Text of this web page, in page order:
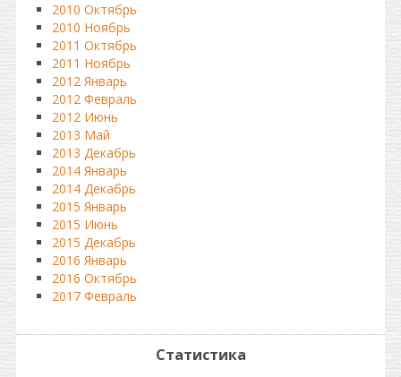
2010 Октябрь
2010 Ноябрь
2011 Октябрь
2011 Ноябрь
2012 Январь
2012 Февраль
2012 Июнь
2013 Май
2013 Декабрь
2014 Январь
2014 Декабрь
2015 Январь
2015 Июнь
2015 Декабрь
2016 Январь
2016 Октябрь
2017 Февраль
Статистика